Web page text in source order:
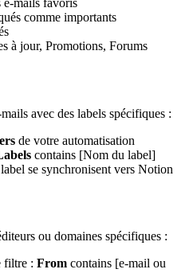
e-mails favoris
comme importants
à jour, Promotions, Forums
avec des labels spécifiques :
de votre automatisation
contains [Nom du label]
se synchronisent vers Notion
ou domaines spécifiques :
filtre : From contains [e-mail ou